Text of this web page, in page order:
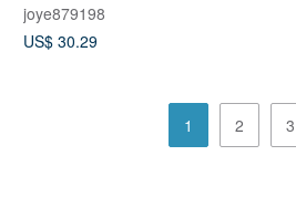
joye879198
US$ 30.29
1 2 3